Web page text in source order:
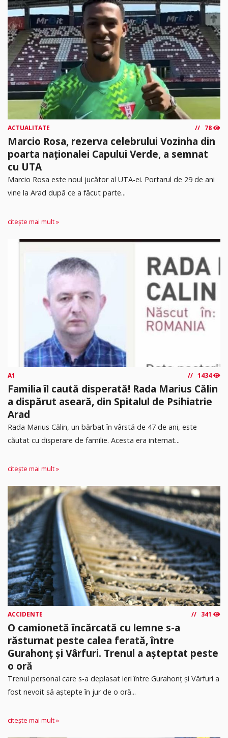
ACTUALITATE 78
Marcio Rosa, rezerva celebrului Vozinha din
poarta naționalei Capului Verde, a semnat
cu UTA
Marcio Rosa este noul jucător al UTA-ei. Portarul de 29 de ani
vine la Arad după ce a făcut parte...
citește mai mult »
A1 1434
Familia îl caută disperată! Rada Marius Călin
a dispărut aseară, din Spitalul de Psihiatrie
Arad
Rada Marius Călin, un bărbat în vârstă de 47 de ani, este
căutat cu disperare de familie. Acesta era internat...
citește mai mult »
ACCIDENTE 341
O camionetă încărcată cu lemne s-a
răsturnat peste calea ferată, între
Gurahonț și Vârfuri. Trenul a așteptat peste
o oră
Trenul personal care s-a deplasat ieri între Gurahonț și Vârfuri a
fost nevoit să aștepte în jur de o oră...
citește mai mult »